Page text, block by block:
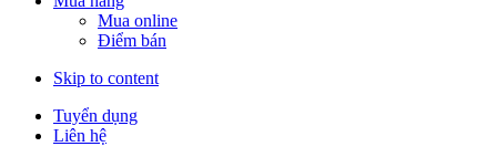
Mua online
Điểm bán
Skip to content
Tuyển dụng
Liên hệ